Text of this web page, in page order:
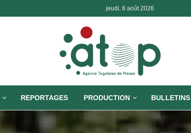
jeudi, 6 août 2026
REPORTAGES PRODUCTION BULLETINS